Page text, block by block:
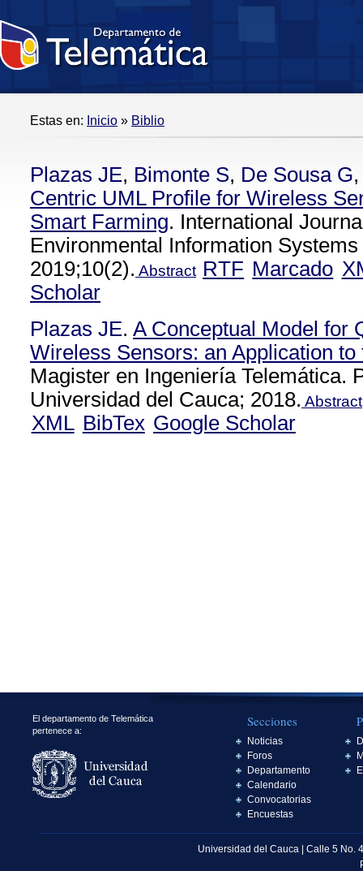
Estas en: Inicio » Biblio
Plazas JE, Bimonte S, De Sousa G
Centric UML Profile for Wireless
Smart Farming. International
Environmental Information
2019;10(2). Abstract RTF Marcado
Scholar
Plazas JE. A Conceptual Model for
Wireless Sensors: an Application to
Magister en Ingeniería Telemática.
Universidad del Cauca; 2018. Abstract
XML BibTex Google Scholar
El departamento de Telemática
pertenece a:
Secciones
Noticias
Foros
Departamento
Calendario
Convocatorias
Encuestas
Universidad del Cauca | Calle 5 No.